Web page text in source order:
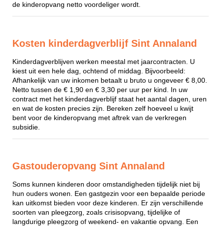
de kinderopvang netto voordeliger wordt.
Kosten kinderdagverblijf Sint Annaland
Kinderdagverblijven werken meestal met jaarcontracten. U
kiest uit een hele dag, ochtend of middag. Bijvoorbeeld:
Afhankelijk van uw inkomen betaalt u bruto u ongeveer € 8,00.
Netto tussen de € 1,90 en € 3,30 per uur per kind. In uw
contract met het kinderdagverblijf staat het aantal dagen, uren
en wat de kosten precies zijn. Bereken zelf hoeveel u kwijt
bent voor de kinderopvang met aftrek van de verkregen
subsidie.
Gastouderopvang Sint Annaland
Soms kunnen kinderen door omstandigheden tijdelijk niet bij
hun ouders wonen. Een gastgezin voor een bepaalde periode
kan uitkomst bieden voor deze kinderen. Er zijn verschillende
soorten van pleegzorg, zoals crisisopvang, tijdelijke of
langdurige pleegzorg of weekend- en vakantie opvang. Een